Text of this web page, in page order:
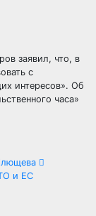
заявил, что, в
с
интересов». Об
часа»
и ЕС